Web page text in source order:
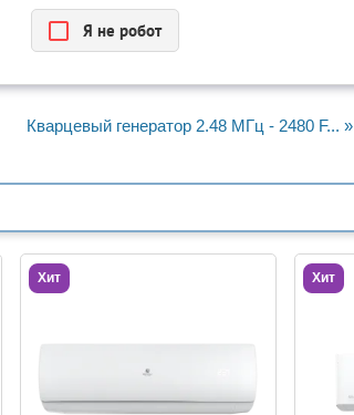
Я нe рoбoт
Кварцевый генератор 2.48 МГц - 2480 F... »
Хит Хит